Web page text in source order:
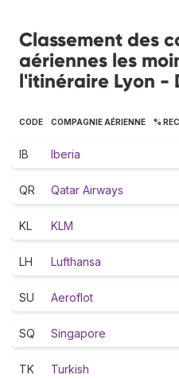
Classement des
aériennes les
l'itinéraire Lyon -
CODE COMPAGNIE AÉRIENNE %
IB Iberia
QR Qatar Airways
KL KLM
LH Lufthansa
SU Aeroflot
SQ Singapore
TK Turkish